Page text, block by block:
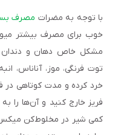
با توجه به مضرات مصرف
خوب برای مصرف بیشتر
مشکل خاص دهان و دندان
توت فرنگی، موز، آناناس،
خرد کرده و مدت کوتاهی در
فریز خارج کنید و آن‌ها را به
کمی شیر در مخلوط‌کن